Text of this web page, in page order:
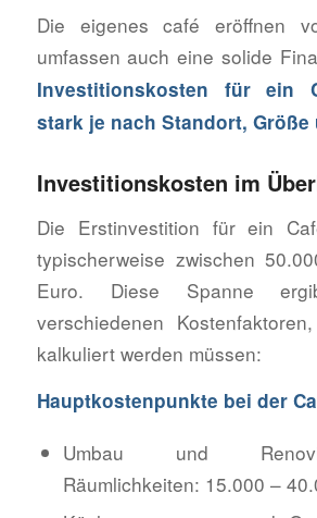
Die eigenes café eröffnen
umfassen auch eine solide
Investitionskosten für ein
stark je nach Standort, Größe
Investitionskosten im
Die Erstinvestition für ein
typischerweise zwischen
Euro. Diese Spanne
verschiedenen
kalkuliert werden müssen:
Hauptkostenpunkte bei der
Umbau und
Räumlichkeiten: 15.000 –